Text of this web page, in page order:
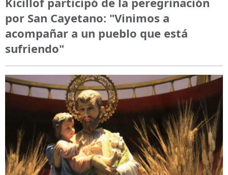
por San Cayetano: "Vinimos a
acompañar a un pueblo que está
sufriendo"